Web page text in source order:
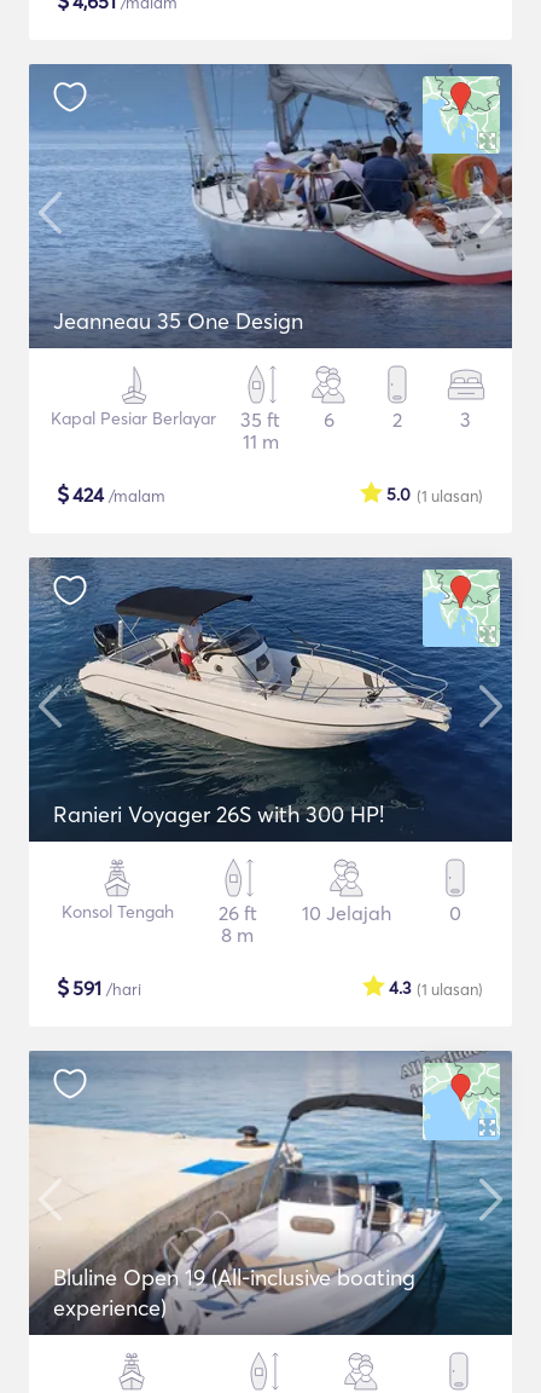
Jeanneau 35 One Design
Kapal Pesiar Berlayar
35 ft
11 m
6 2 3
$424/malam (1 ulasan)
5.0
Ranieri Voyager 26S with 300 HP!
Konsol Tengah
26 ft
8 m
10 Jelajah 0
$591 /hari (1 ulasan)
4.3
Bluline Open 19 (All-inclusive boating
experience)